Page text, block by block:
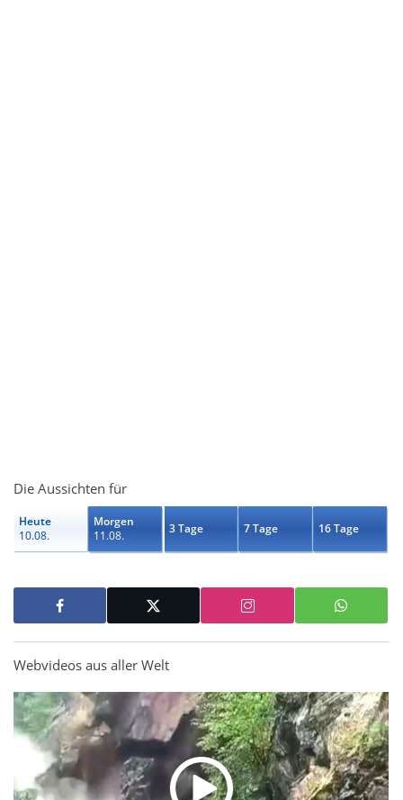
Die Aussichten für
Heute
10.08.
Morgen
11.08.
3 Tage 7 Tage 16 Tage
Webvideos aus aller Welt